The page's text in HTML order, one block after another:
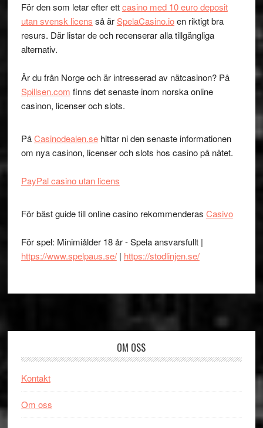
För den som letar efter ettcasino med 10 euro deposit
utan svensk licens så ärSpelaCasino.ioen riktigt bra
resurs. Där listar de och recenserar alla tillgängliga
alternativ.
Är du från Norge och är intresserad av nätcasinon? På
Spillsen.com finns det senaste inom norska online
casinon, licenser och slots.
PåCasinodealen.sehittar ni den senaste informationen
om nya casinon, licenser och slots hos casino på nätet.
PayPal casino utan licens
För bäst guide till online casino rekommenderas Casivo
För spel: Minimiålder 18 år - Spela ansvarsfullt |
https://www.spelpaus.se/| https://stodlinjen.se/
OM OSS
Kontakt
Om oss